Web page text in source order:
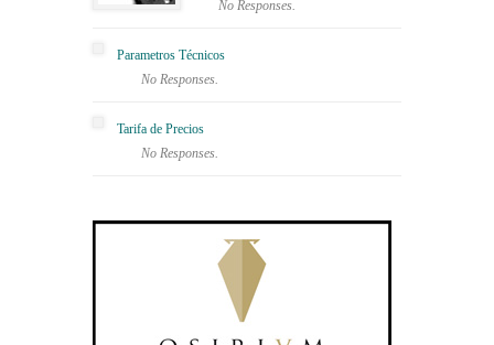
No Responses.
Parametros Técnicos
No Responses.
Tarifa de Precios
No Responses.